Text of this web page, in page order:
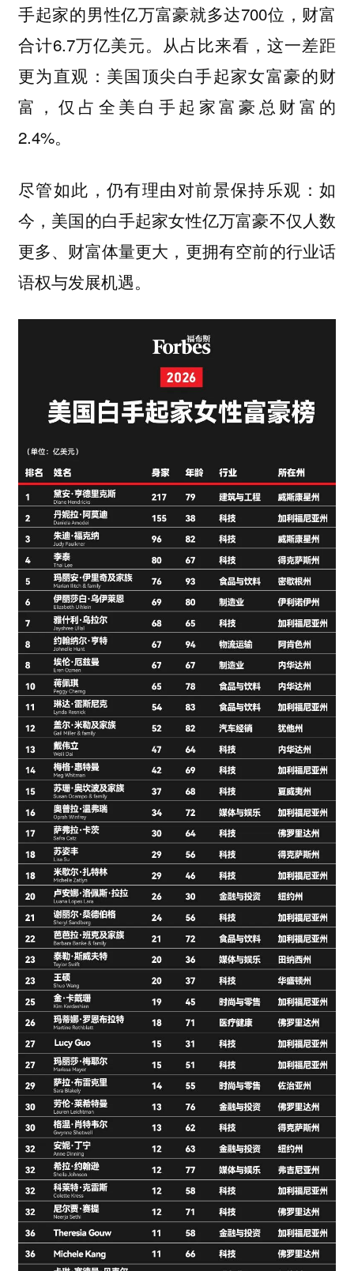
手起家的男性亿万富豪就多达700位，财富
合计6.7万亿美元。从占比来看，这一差距
更为直观：美国顶尖白手起家女富豪的财
富，仅占全美白手起家富豪总财富的
2.4%。
尽管如此，仍有理由对前景保持乐观：如
今，美国的白手起家女性亿万富豪不仅人数
更多、财富体量更大，更拥有空前的行业话
语权与发展机遇。